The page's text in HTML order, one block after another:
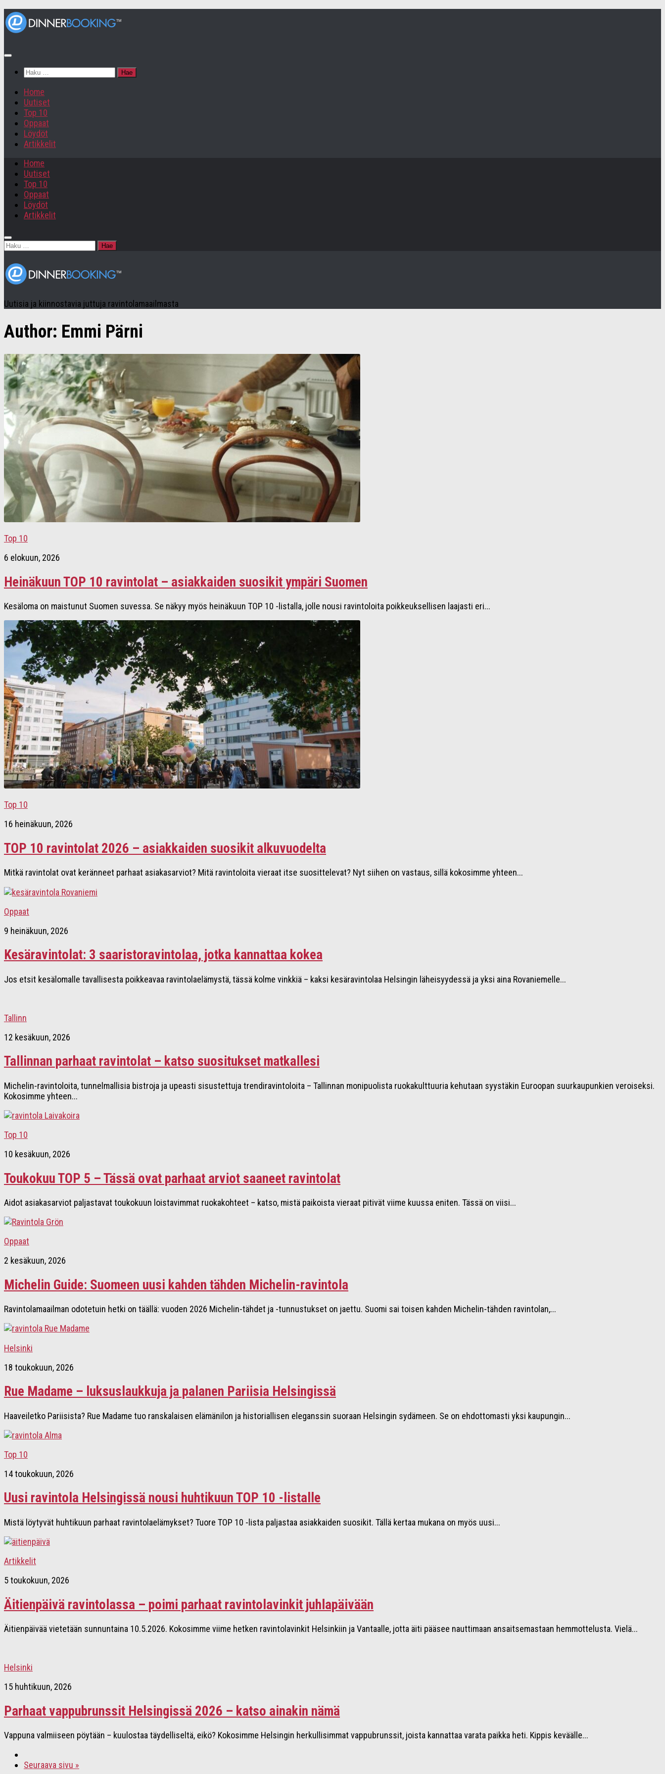
Haku:
Home
Uutiset
Top 10
Oppaat
Löydöt
Artikkelit
Home
Uutiset
Top 10
Oppaat
Löydöt
Artikkelit
Haku:
Uutisia ja kiinnostavia juttuja ravintolamaailmasta
Author: Emmi Pärni
Top 10
6 elokuun, 2026
Heinäkuun TOP 10 ravintolat – asiakkaiden suosikit ympäri Suomen
Kesäloma on maistunut Suomen suvessa. Se näkyy myös heinäkuun TOP 10 -listalla, jolle nousi ravintoloita poikkeuksellisen laajasti eri...
Top 10
16 heinäkuun, 2026
TOP 10 ravintolat 2026 – asiakkaiden suosikit alkuvuodelta
Mitkä ravintolat ovat keränneet parhaat asiakasarviot? Mitä ravintoloita vieraat itse suosittelevat? Nyt siihen on vastaus, sillä kokosimme yhteen...
Oppaat
9 heinäkuun, 2026
Kesäravintolat: 3 saaristoravintolaa, jotka kannattaa kokea
Jos etsit kesälomalle tavallisesta poikkeavaa ravintolaelämystä, tässä kolme vinkkiä – kaksi kesäravintolaa Helsingin läheisyydessä ja yksi aina Rovaniemelle...
Tallinn
12 kesäkuun, 2026
Tallinnan parhaat ravintolat – katso suositukset matkallesi
Michelin-ravintoloita, tunnelmallisia bistroja ja upeasti sisustettuja trendiravintoloita – Tallinnan monipuolista ruokakulttuuria kehutaan syystäkin Euroopan suurkaupunkien veroiseksi.
Kokosimme yhteen...
Top 10
10 kesäkuun, 2026
Toukokuu TOP 5 – Tässä ovat parhaat arviot saaneet ravintolat
Aidot asiakasarviot paljastavat toukokuun loistavimmat ruokakohteet – katso, mistä paikoista vieraat pitivät viime kuussa eniten. Tässä on viisi...
Oppaat
2 kesäkuun, 2026
Michelin Guide: Suomeen uusi kahden tähden Michelin-ravintola
Ravintolamaailman odotetuin hetki on täällä: vuoden 2026 Michelin-tähdet ja -tunnustukset on jaettu. Suomi sai toisen kahden Michelin-tähden ravintolan,...
Helsinki
18 toukokuun, 2026
Rue Madame – luksuslaukkuja ja palanen Pariisia Helsingissä
Haaveiletko Pariisista? Rue Madame tuo ranskalaisen elämänilon ja historiallisen eleganssin suoraan Helsingin sydämeen. Se on ehdottomasti yksi kaupungin...
Top 10
14 toukokuun, 2026
Uusi ravintola Helsingissä nousi huhtikuun TOP 10 -listalle
Mistä löytyvät huhtikuun parhaat ravintolaelämykset? Tuore TOP 10 -lista paljastaa asiakkaiden suosikit. Tällä kertaa mukana on myös uusi...
Artikkelit
5 toukokuun, 2026
Äitienpäivä ravintolassa – poimi parhaat ravintolavinkit juhlapäivään
Äitienpäivää vietetään sunnuntaina 10.5.2026. Kokosimme viime hetken ravintolavinkit Helsinkiin ja Vantaalle, jotta äiti pääsee nauttimaan ansaitsemastaan hemmottelusta. Vielä...
Helsinki
15 huhtikuun, 2026
Parhaat vappubrunssit Helsingissä 2026 – katso ainakin nämä
Vappuna valmiiseen pöytään – kuulostaa täydelliseltä, eikö? Kokosimme Helsingin herkullisimmat vappubrunssit, joista kannattaa varata paikka heti. Kippis keväälle...
Seuraava sivu »